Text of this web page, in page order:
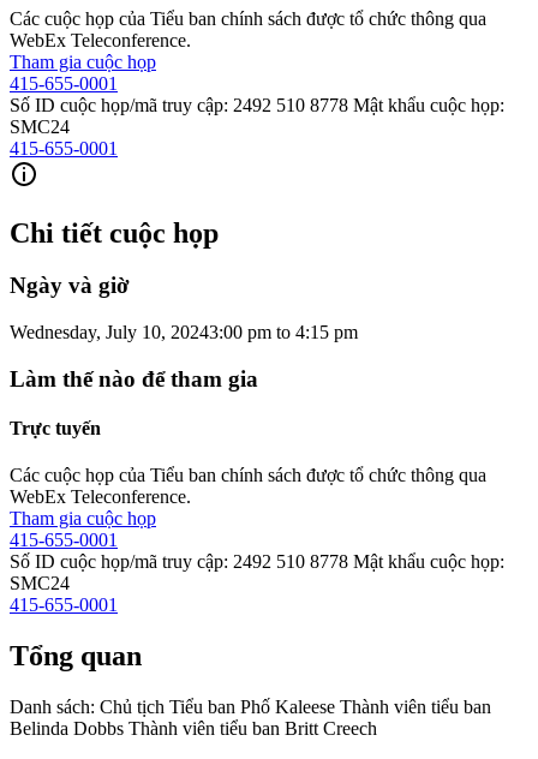
Các cuộc họp của Tiểu ban chính sách được tổ chức thông qua
WebEx Teleconference.
Tham gia cuộc họp
415-655-0001
Số ID cuộc họp/mã truy cập: 2492 510 8778 Mật khẩu cuộc họp:
SMC24
415-655-0001
Chi tiết cuộc họp
Ngày và giờ
Wednesday, July 10, 20243:00 pm to 4:15 pm
Làm thế nào để tham gia
Trực tuyến
Các cuộc họp của Tiểu ban chính sách được tổ chức thông qua
WebEx Teleconference.
Tham gia cuộc họp
415-655-0001
Số ID cuộc họp/mã truy cập: 2492 510 8778 Mật khẩu cuộc họp:
SMC24
415-655-0001
Tổng quan
Danh sách: Chủ tịch Tiểu ban Phố Kaleese Thành viên tiểu ban
Belinda Dobbs Thành viên tiểu ban Britt Creech